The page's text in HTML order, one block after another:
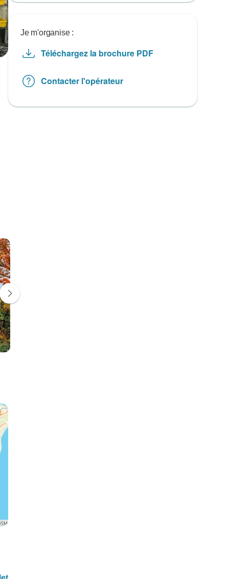
Je m'organise :
Téléchargez la brochure PDF
Contacter l'opérateur